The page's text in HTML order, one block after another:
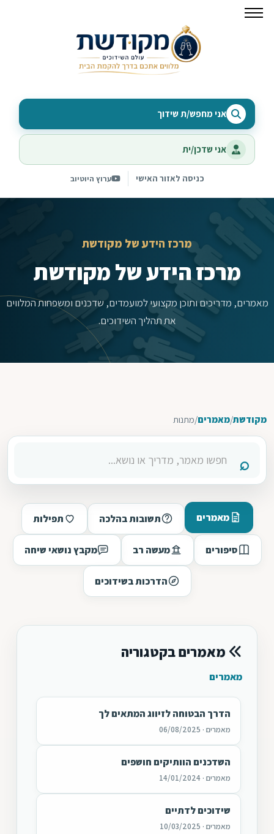
אני מחפש/ת שידוך
אני שדכן/ית
כניסה לאזור האישי ערוץ היוטיוב
מרכז הידע של מקודשת
מרכז הידע של מקודשת
מאמרים, מדריכים ותוכן מקצועי למועמדים, שדכנים ומשפחות המלווים
את תהליך השידוכים.
מקודשת/מאמרים/מתנות
מאמרים תשובות בהלכה תפילות
סיפורים מעשה רב מקבץ נושאי שיחה
הדרכות בשידוכים
מאמרים בקטגוריה
מאמרים
הדרך הבטוחה לזיווג המתאים לך
מאמרים · 06/08/2025
השדכנים הוותיקים חושפים
מאמרים · 14/01/2024
שידוכים לדתיים
מאמרים · 10/03/2025